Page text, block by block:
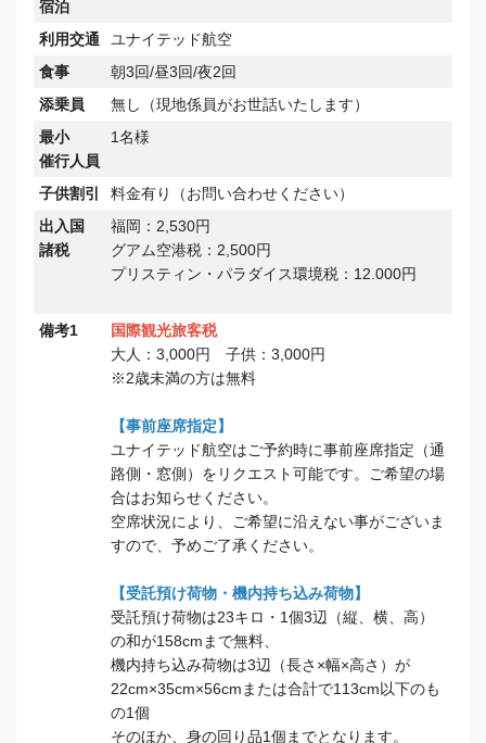
宿泊
利用交通
ユナイテッド航空
食事
朝3回/昼3回/夜2回
添乗員
無し（現地係員がお世話いたします）
最小
催行人員
1名様
子供割引
料金有り（お問い合わせください）
出入国
諸税
福岡：2,530円
グアム空港税：2,500円
プリスティン・パラダイス環境税：12.000円
備考1
国際観光旅客税
大人：3,000円 子供：3,000円
※2歳未満の方は無料
【事前座席指定】
ユナイテッド航空はご予約時に事前座席指定（通
路側・窓側）をリクエスト可能です。ご希望の場
合はお知らせください。
空席状況により、ご希望に沿えない事がございま
すので、予めご了承ください。
【受託預け荷物・機内持ち込み荷物】
受託預け荷物は23キロ・1個3辺（縦、横、高）
の和が158cmまで無料、
機内持ち込み荷物は3辺（長さ×幅×高さ）が
22cm×35cm×56cmまたは合計で113cm以下のも
の1個
そのほか、身の回り品1個までとなります。